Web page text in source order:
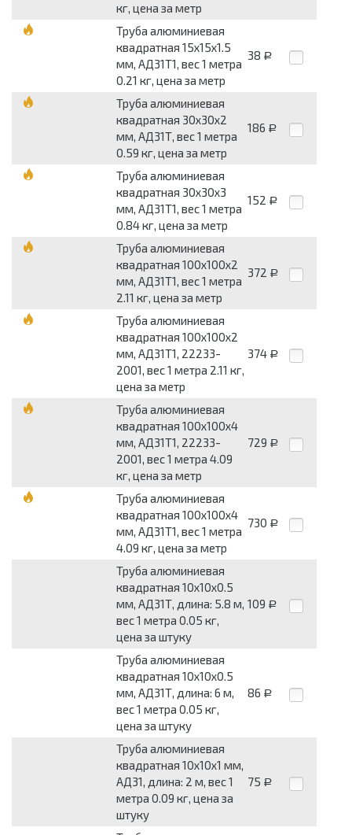
кг, цена за метр
Труба алюминиевая
квадратная 15x15x1.5
мм, АД31Т1, вес 1 метра
0.21 кг, цена за метр
38 Р
Труба алюминиевая
квадратная 30x30x2
мм, АД31Т, вес 1 метра
0.59 кг, цена за метр
186 Р
Труба алюминиевая
квадратная 30x30x3
мм, АД31Т1, вес 1 метра
0.84 кг, цена за метр
152 Р
Труба алюминиевая
квадратная 100x100x2
мм, АД31Т1, вес 1 метра
2.11 кг, цена за метр
372 Р
Труба алюминиевая
квадратная 100x100x2
мм, АД31Т1, 22233-
2001, вес 1 метра 2.11 кг,
цена за метр
374 Р
Труба алюминиевая
квадратная 100x100x4
мм, АД31Т1, 22233-
2001, вес 1 метра 4.09
кг, цена за метр
729 Р
Труба алюминиевая
квадратная 100x100x4
мм, АД31Т1, вес 1 метра
4.09 кг, цена за метр
730 Р
Труба алюминиевая
квадратная 10x10x0.5
мм, АД31Т, длина: 5.8 м,
вес 1 метра 0.05 кг,
цена за штуку
109 Р
Труба алюминиевая
квадратная 10x10x0.5
мм, АД31Т, длина: 6 м,
вес 1 метра 0.05 кг,
цена за штуку
86 Р
Труба алюминиевая
квадратная 10x10x1 мм,
АД31, длина: 2 м, вес 1
метра 0.09 кг, цена за
штуку
75 Р